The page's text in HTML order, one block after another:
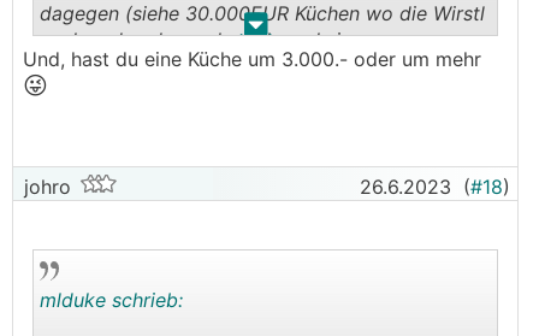
. .
dagegen (siehe 30.000EUR Küchen wo die Wirstl
auch ned anders schmecken als in nem
Wasserkocher😍GutealteJungspundzeit
Und, hast du eine Küche um 3.000.- oder um mehr
😜
johro 26.6.2023 (#18)
mlduke schrieb: